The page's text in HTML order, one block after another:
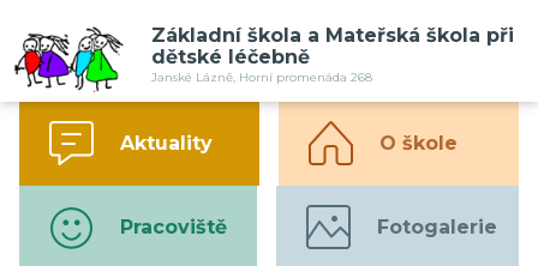
Základní škola a Mateřská škola při
dětské léčebně
Janské Lázně, Horní promenáda 268
Aktuality O škole
Pracoviště Fotogalerie